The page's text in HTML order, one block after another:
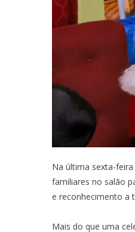
Na última sexta-
familiares no salão
e reconhecimento a
Mais do que uma